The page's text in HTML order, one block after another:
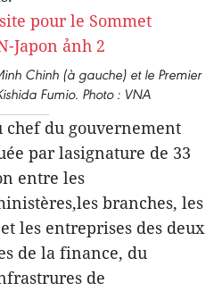
Chinh (à gauche) et le Premier
Fumio. Photo : VNA
du gouvernement
par lasignature de 33
entre les
branches, les
les entreprises des deux
de la finance, du
de